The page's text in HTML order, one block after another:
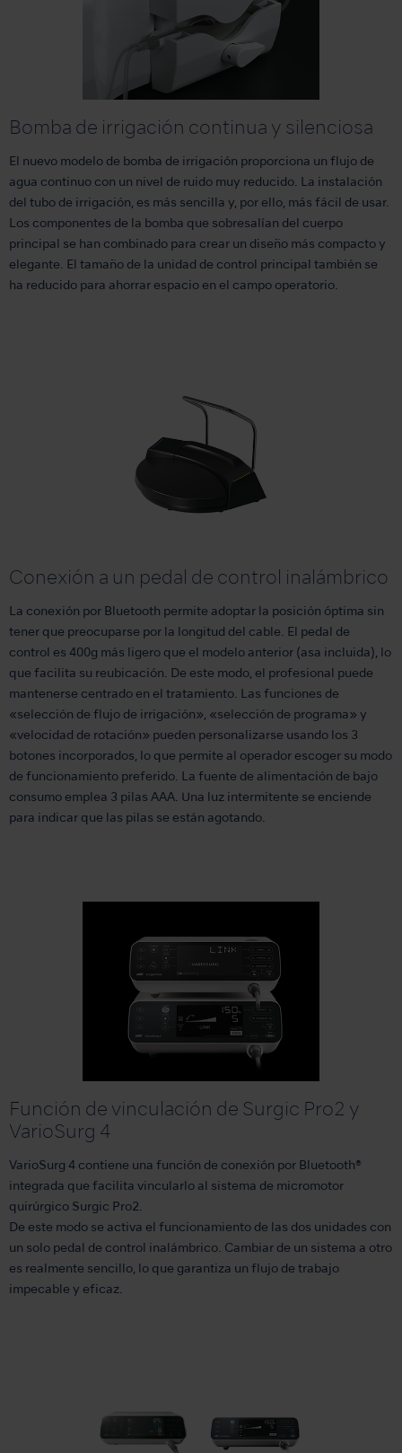
Bomba de irrigación continua y silenciosa
El nuevo modelo de bomba de irrigación proporciona un flujo de
agua continuo con un nivel de ruido muy reducido. La instalación
del tubo de irrigación, es más sencilla y, por ello, más fácil de usar.
Los componentes de la bomba que sobresalían del cuerpo
principal se han combinado para crear un diseño más compacto y
elegante. El tamaño de la unidad de control principal también se
ha reducido para ahorrar espacio en el campo operatorio.
Conexión a un pedal de control inalámbrico
La conexión por Bluetooth permite adoptar la posición óptima sin
tener que preocuparse por la longitud del cable. El pedal de
control es 400g más ligero que el modelo anterior (asa incluida), lo
que facilita su reubicación. De este modo, el profesional puede
mantenerse centrado en el tratamiento. Las funciones de
«selección de flujo de irrigación», «selección de programa» y
«velocidad de rotación» pueden personalizarse usando los 3
botones incorporados, lo que permite al operador escoger su modo
de funcionamiento preferido. La fuente de alimentación de bajo
consumo emplea 3 pilas AAA. Una luz intermitente se enciende
para indicar que las pilas se están agotando.
Función de vinculación de Surgic Pro2 y
VarioSurg 4
VarioSurg 4 contiene una función de conexión por Bluetooth®
integrada que facilita vincularlo al sistema de micromotor
quirúrgico Surgic Pro2.
De este modo se activa el funcionamiento de las dos unidades con
un solo pedal de control inalámbrico. Cambiar de un sistema a otro
es realmente sencillo, lo que garantiza un flujo de trabajo
impecable y eficaz.